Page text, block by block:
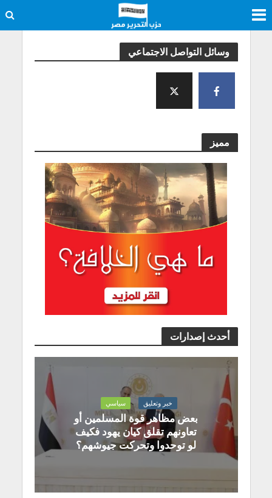
وسائل التواصل الاجتماعي
مميز
أحدث إصدارات
خبر وتعليق سياسي
بعض مظاهر قوة المسلمين أو
تعاونهم تقلق كيان يهود فكيف
لو توحدوا وتحركت جيوشهم؟